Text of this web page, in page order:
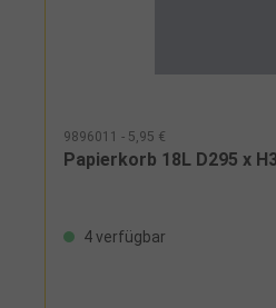
9896011 - 5,95 €
Papierkorb 18L D295 x
4 verfügbar